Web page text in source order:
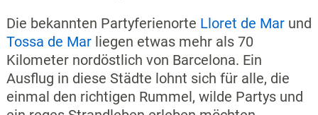
Die bekannten Partyferienorte Lloret de Marund
Tossa de Marliegen etwas mehr als 70
Kilometer nordöstlich von Barcelona. Ein
Ausflug in diese Städte lohnt sich für alle, die
einmal den richtigen Rummel, wilde Partys und